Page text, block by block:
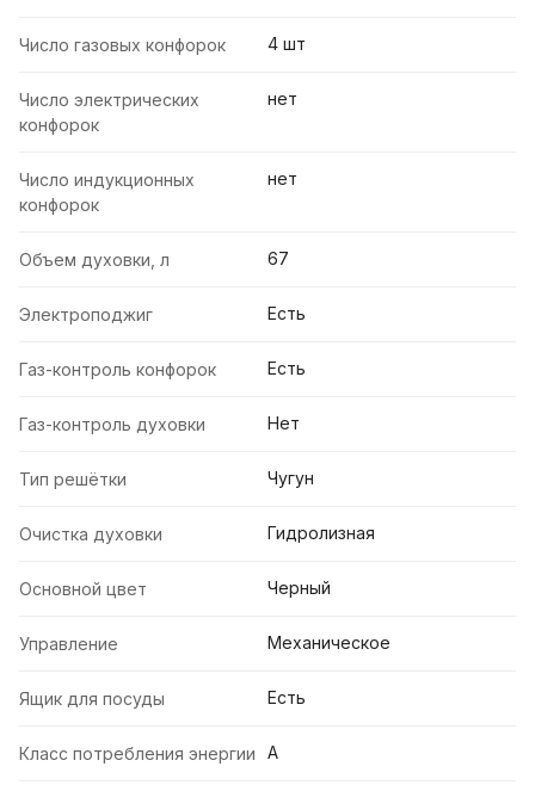
Число газовых конфорок 4 шт
Число электрических
конфорок
нет
Число индукционных
конфорок
нет
Объем духовки, л 67
Электроподжиг Есть
Газ-контроль конфорок Есть
Газ-контроль духовки Нет
Тип решётки Чугун
Очистка духовки Гидролизная
Основной цвет Черный
Управление Механическое
Ящик для посуды Есть
Класс потребления энергии A